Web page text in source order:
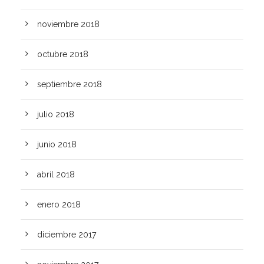
noviembre 2018
octubre 2018
septiembre 2018
julio 2018
junio 2018
abril 2018
enero 2018
diciembre 2017